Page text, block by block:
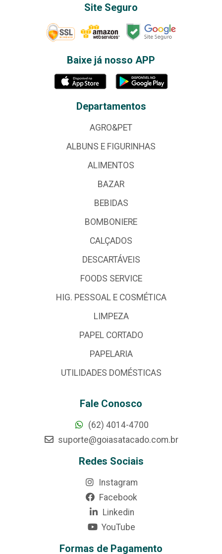
Site Seguro
Baixe já nosso APP
Departamentos
AGRO&PET
ALBUNS E FIGURINHAS
ALIMENTOS
BAZAR
BEBIDAS
BOMBONIERE
CALÇADOS
DESCARTÁVEIS
FOODS SERVICE
HIG. PESSOAL E COSMÉTICA
LIMPEZA
PAPEL CORTADO
PAPELARIA
UTILIDADES DOMÉSTICAS
Fale Conosco
(62) 4014-4700
suporte@goiasatacado.com.br
Redes Sociais
Instagram
Facebook
Linkedin
YouTube
Formas de Pagamento